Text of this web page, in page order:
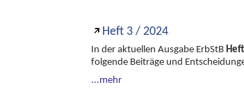
Heft 3 / 2024
In der aktuellen Ausgabe ErbStB
folgende Beiträge und
...mehr